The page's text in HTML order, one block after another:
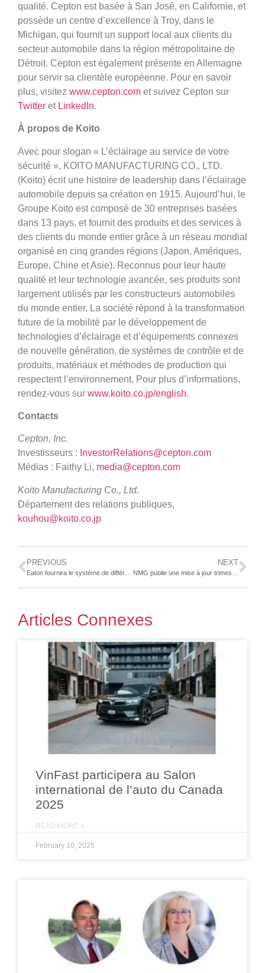
qualité. Cepton est basée à San José, en Californie, et
possède un centre d’excellence à Troy, dans le
Michigan, qui fournit un support local aux clients du
secteur automobile dans la région métropolitaine de
Détroit. Cepton est également présente en Allemagne
pour servir sa clientèle européenne. Pour en savoir
plus, visitez www.cepton.com et suivez Cepton sur
Twitter et LinkedIn.
À propos de Koito
Avec pour slogan « L’éclairage au service de votre
sécurité », KOITO MANUFACTURING CO., LTD.
(Koito) écrit une histoire de leadership dans l’éclairage
automobile depuis sa création en 1915. Aujourd’hui, le
Groupe Koito est composé de 30 entreprises basées
dans 13 pays, et fournit des produits et des services à
des clients du monde entier grâce à un réseau mondial
organisé en cinq grandes régions (Japon, Amériques,
Europe, Chine et Asie). Reconnus pour leur haute
qualité et leur technologie avancée, ses produits sont
largement utilisés par les constructeurs automobiles
du monde entier. La société répond à la transformation
future de la mobilité par le développement de
technologies d’éclairage et d’équipements connexes
de nouvelle génération, de systèmes de contrôle et de
produits, matériaux et méthodes de production qui
respectent l’environnement. Pour plus d’informations,
rendez-vous sur www.koito.co.jp/english.
Contacts
Cepton, Inc.
Investisseurs : InvestorRelations@cepton.com
Médias : Faithy Li, media@cepton.com
Koito Manufacturing Co., Ltd.
Département des relations publiques,
kouhou@koito.co.jp
PREVIOUS NEXT
Articles Connexes
VinFast participera au Salon
international de l’auto du Canada
2025
READ MORE »
February 10, 2025